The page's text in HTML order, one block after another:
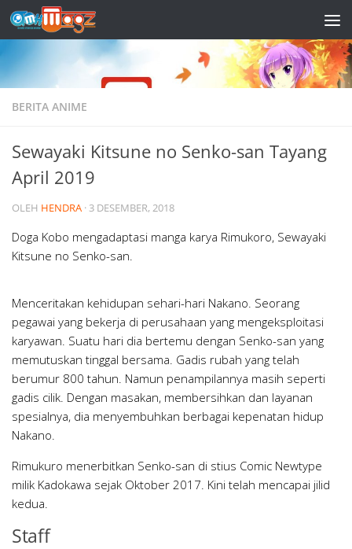
Skip to content
BERITA ANIME
Sewayaki Kitsune no Senko-san Tayang
April 2019
OLEH HENDRA · 3 DESEMBER, 2018
Doga Kobo mengadaptasi manga karya Rimukoro, Sewayaki
Kitsune no Senko-san.
Menceritakan kehidupan sehari-hari Nakano. Seorang
pegawai yang bekerja di perusahaan yang mengeksploitasi
karyawan. Suatu hari dia bertemu dengan Senko-san yang
memutuskan tinggal bersama. Gadis rubah yang telah
berumur 800 tahun. Namun penampilannya masih seperti
gadis cilik. Dengan masakan, membersihkan dan layanan
spesialnya, dia menyembuhkan berbagai kepenatan hidup
Nakano.
Rimukuro menerbitkan Senko-san di stius Comic Newtype
milik Kadokawa sejak Oktober 2017. Kini telah mencapai jilid
kedua.
Staff